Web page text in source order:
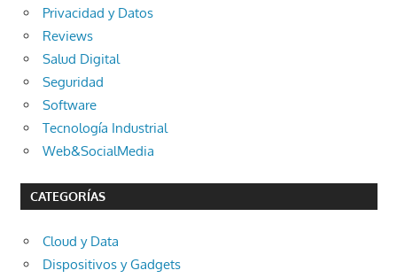
Privacidad y Datos
Reviews
Salud Digital
Seguridad
Software
Tecnología Industrial
Web&SocialMedia
CATEGORÍAS
Cloud y Data
Dispositivos y Gadgets